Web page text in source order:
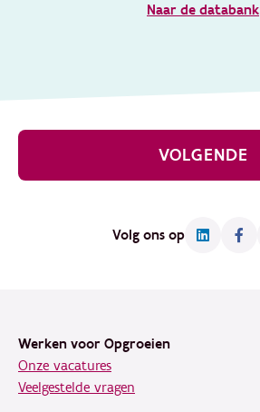
Naar de databank
VOLGENDE
Volg ons op
Werken voor Opgroeien
Onze vacatures
Veelgestelde vragen